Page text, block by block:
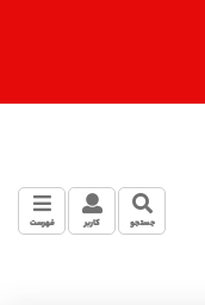
جستجو کاربر فهرست